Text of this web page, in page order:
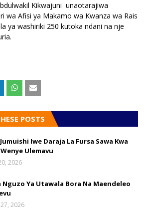
Kikwajuni unaotarajiwa
wa Afisi ya Makamo wa Kwanza wa Rais
ya washiriki 250 kutoka ndani na nje
POSTS
Iwe Daraja La Fursa Sawa Kwa
Ulemavu
2026
Nguzo Ya Utawala Bora Na Maendeleo
27, 2026